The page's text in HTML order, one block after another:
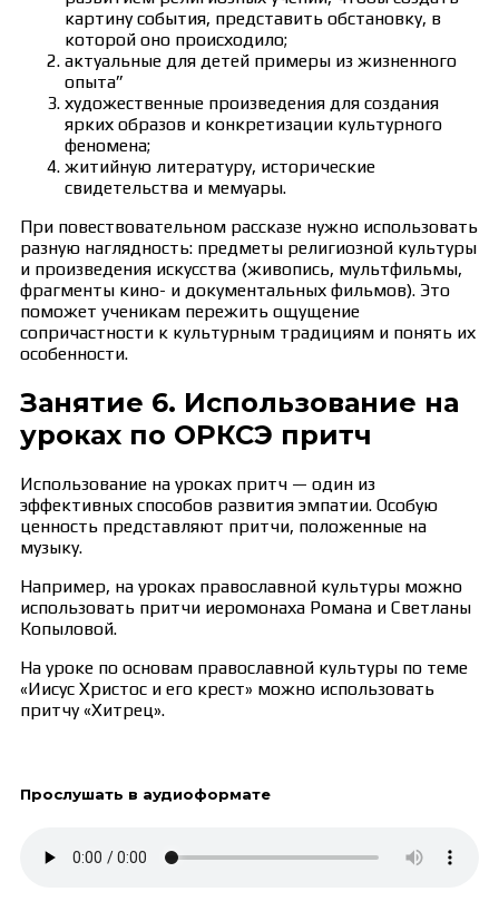
картину события, представить обстановку, в
которой оно происходило;
актуальные для детей примеры из жизненного
опыта”
художественные произведения для создания
ярких образов и конкретизации культурного
феномена;
житийную литературу, исторические
свидетельства и мемуары.
При повествовательном рассказе нужно использовать
разную наглядность: предметы религиозной культуры
и произведения искусства (живопись, мультфильмы,
фрагменты кино- и документальных фильмов). Это
поможет ученикам пережить ощущение
сопричастности к культурным традициям и понять их
особенности.
Занятие 6. Использование на
уроках по ОРКСЭ притч
Использование на уроках притч — один из
эффективных способов развития эмпатии. Особую
ценность представляют притчи, положенные на
музыку.
Например, на уроках православной культуры можно
использовать притчи иеромонаха Романа и Светланы
Копыловой.
На уроке по основам православной культуры по теме
«Иисус Христос и его крест» можно использовать
притчу «Хитрец».
Прослушать в аудиоформате